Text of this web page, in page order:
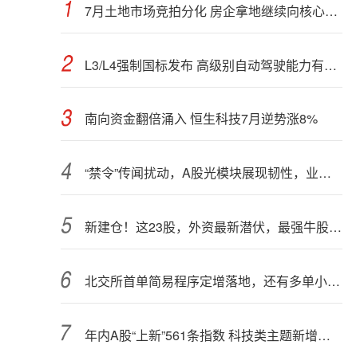
7月土地市场竞拍分化 房企拿地继续向核心城市聚集
L3/L4强制国标发布 高级别自动驾驶能力有望看齐“老司机”
南向资金翻倍涌入 恒生科技7月逆势涨8%
“禁令”传闻扰动，A股光模块展现韧性，业内人士：预计落地难度大
新建仓！这23股，外资最新潜伏，最强牛股在列
北交所首单简易程序定增落地，还有多单小额快速融资推进中
年内A股“上新”561条指数 科技类主题新增较多